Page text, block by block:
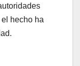
hecho ha